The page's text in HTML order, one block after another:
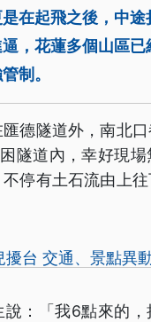
在起飛之後，中
，花蓮多個山區
制。
德隧道外，南北
隧道內，幸好現
停有土石流由上
擾台 交通、景點異
說：「我6點來的